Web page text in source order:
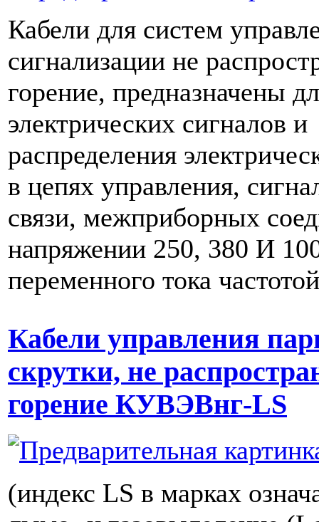
Кабели для систем
сигнализации не
горение, предназначены
электрических сигналов и
распределения
в цепях управления,
связи, межприборных
напряжении 250, 380 И
переменного тока
Кабели управления
скрутки, не
горение КУВЭВнг-LS
(индекс LS в марках